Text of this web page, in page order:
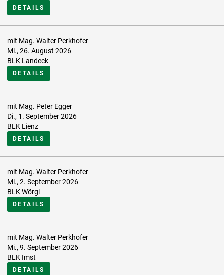
DETAILS
mit Mag. Walter Perkhofer
Mi., 26. August 2026
BLK Landeck
DETAILS
mit Mag. Peter Egger
Di., 1. September 2026
BLK Lienz
DETAILS
mit Mag. Walter Perkhofer
Mi., 2. September 2026
BLK Wörgl
DETAILS
mit Mag. Walter Perkhofer
Mi., 9. September 2026
BLK Imst
DETAILS